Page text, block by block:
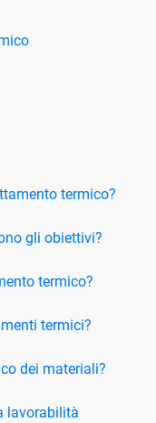
termico?
gli obiettivi?
termico?
termici?
dei materiali?
lavorabilità